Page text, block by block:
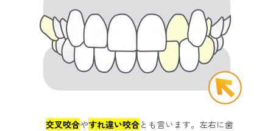
交叉咬合やすれ違い咬合とも言います。左右に歯